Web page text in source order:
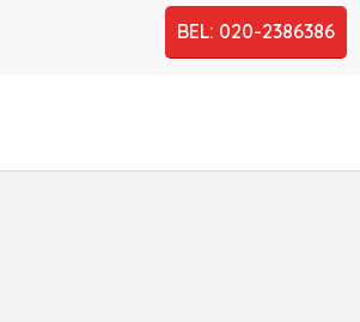
BEL: 020-2386386